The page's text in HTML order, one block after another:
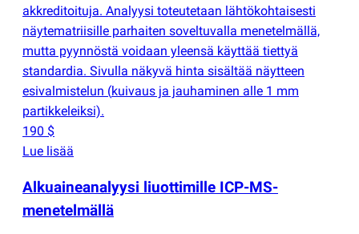
akkreditoituja. Analyysi toteutetaan lähtökohtaisesti
näytematriisille parhaiten soveltuvalla menetelmällä,
mutta pyynnöstä voidaan yleensä käyttää tiettyä
standardia. Sivulla näkyvä hinta sisältää näytteen
esivalmistelun (kuivaus ja jauhaminen alle 1 mm
partikkeleiksi).
190 $
Lue lisää
Alkuaineanalyysi liuottimille ICP-MS-
menetelmällä